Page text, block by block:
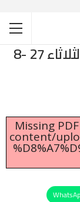
أصداء سودانية – العدد الرابع – الثلاثاء 27 -8
Missing
content/